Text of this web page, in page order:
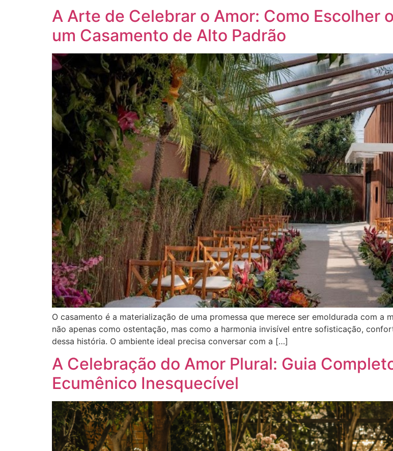
A Arte de Celebrar o Amor: Como Escolher
um Casamento de Alto Padrão
O casamento é a materialização de uma promessa que merece ser emoldurada com a
não apenas como ostentação, mas como a harmonia invisível entre sofisticação,
dessa história. O ambiente ideal precisa conversar com a […]
A Celebração do Amor Plural: Guia
Ecumênico Inesquecível